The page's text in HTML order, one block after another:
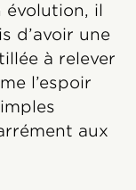
évolution, il
d’avoir une
à relever
l’espoir
aux